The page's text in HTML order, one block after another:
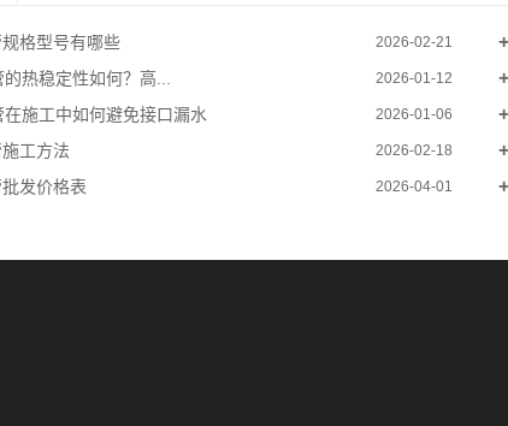
格型号有哪些 2026-02-21
热稳定性如何？高... 2026-01-12
在施工中如何避免接口漏水 2026-01-06
工方法 2026-02-18
发价格表 2026-04-01